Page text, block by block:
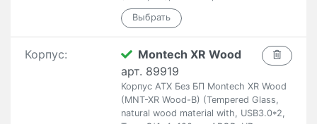
Корпус:
Montech XR Wood
арт. 89919
Корпус ATX Без БП Montech XR Wood
(MNT-XR Wood-B) (Tempered Glass,
natural wood material with, USB3.0*2,